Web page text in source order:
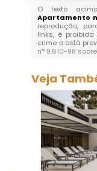
O texto
Apartamento
reprodução,
links, é
crime e está
n° 9.610-98
Veja